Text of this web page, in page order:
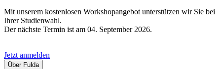
Mit unserem kostenlosen Workshopangebot unterstützen wir Sie bei
Ihrer Studienwahl.
Der nächste Termin ist am 04. September 2026.
Jetzt anmelden
Über Fulda